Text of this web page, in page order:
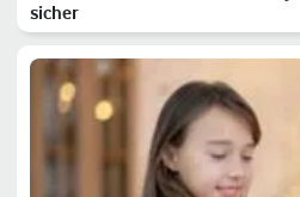
sicher